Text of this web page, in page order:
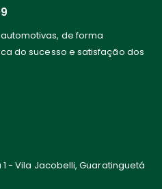
de forma
do sucesso e satisfação dos
- Vila Jacobelli, Guaratinguetá